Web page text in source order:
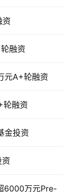
资
融资
元A+轮融资
轮融资
金投资
6000万元Pre-